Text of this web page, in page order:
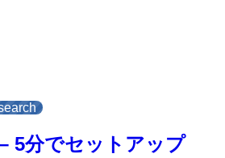
5分でセットアップ